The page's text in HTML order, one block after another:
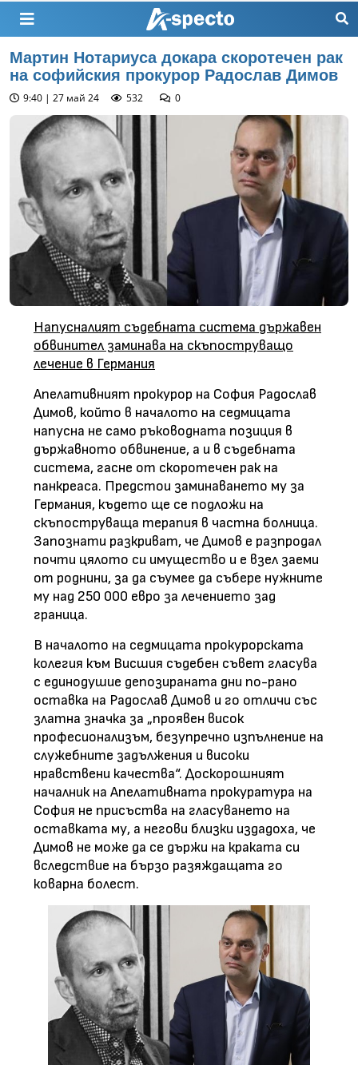
Мартин Нотариуса докара скоротечен рак
на софийския прокурор Радослав Димов
9:40 | 27 май 24 532 0
Напусналият съдебната система държавен
обвинител заминава на скъпоструващо
лечение в Германия
Апелативният прокурор на София Радослав
Димов, който в началото на седмицата
напусна не само ръководната позиция в
държавното обвинение, а и в съдебната
система, гасне от скоротечен рак на
панкреаса. Предстои заминаването му за
Германия, където ще се подложи на
скъпоструваща терапия в частна болница.
Запознати разкриват, че Димов е разпродал
почти цялото си имущество и е взел заеми
от роднини, за да съумее да събере нужните
му над 250 000 евро за лечението зад
граница.
В началото на седмицата прокурорската
колегия към Висшия съдебен съвет гласува
с единодушие депозираната дни по-рано
оставка на Радослав Димов и го отличи със
златна значка за „проявен висок
професионализъм, безупречно изпълнение на
служебните задължения и високи
нравствени качества“. Доскорошният
началник на Апелативната прокуратура на
София не присъства на гласуването на
оставката му, а негови близки издадоха, че
Димов не може да се държи на краката си
вследствие на бързо разяждащата го
коварна болест.